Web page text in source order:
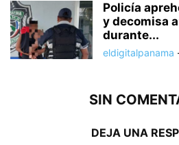
Policía
y decomisa
durante...
eldigitalpanama
SIN
DEJA UNA